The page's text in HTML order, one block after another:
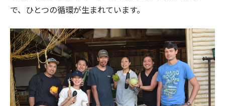
で、ひとつの循環が生まれています。